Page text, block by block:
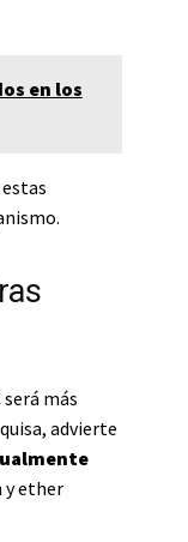
en los
más
advierte
y ether